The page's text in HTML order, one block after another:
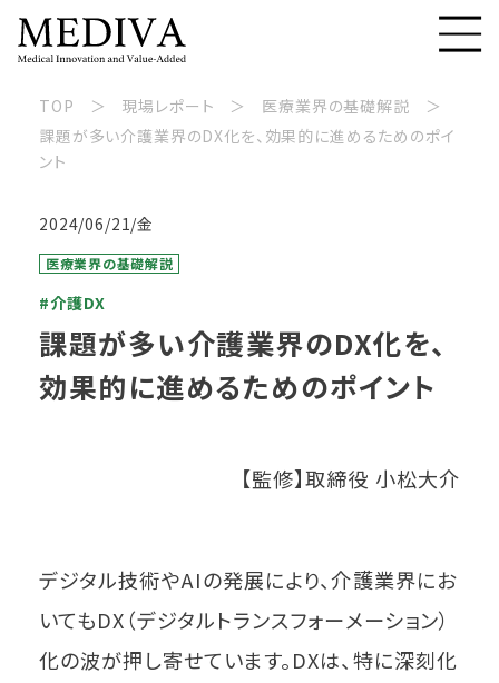
TOP 現場レポート
医療業界の基礎解説
課題が多い介護業界のDX化を、効果的に進めるためのポイ
ント
2024/06/21/金
医療業界の基礎解説
#介護DX
課題が多い介護業界のDX化を、
効果的に進めるためのポイント
【監修】取締役 小松大介
デジタル技術やAIの発展により、介護業界にお
いてもDX（デジタルトランスフォーメーション）
化の波が押し寄せています。DXは、特に深刻化